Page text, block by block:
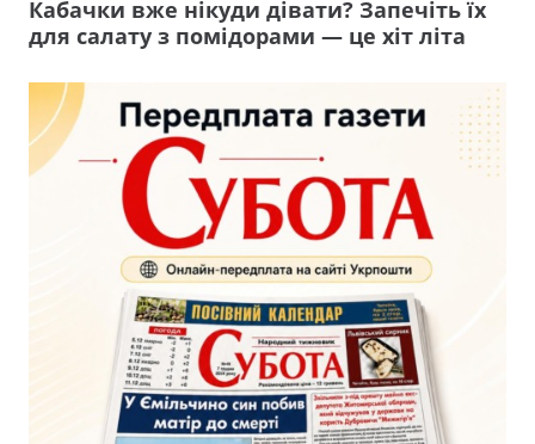
Кабачки вже нікуди дівати? Запечіть їх
для салату з помідорами — це хіт літа